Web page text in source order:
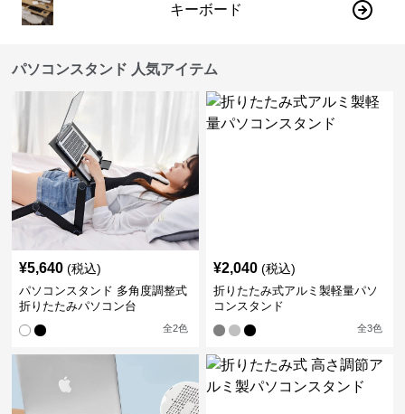
キーボード
パソコンスタンド 人気アイテム
¥5,640 (税込)
パソコンスタンド 多角度調整式
折りたたみパソコン台
全2色
¥2,040 (税込)
折りたたみ式アルミ製軽量パソ
コンスタンド
全3色